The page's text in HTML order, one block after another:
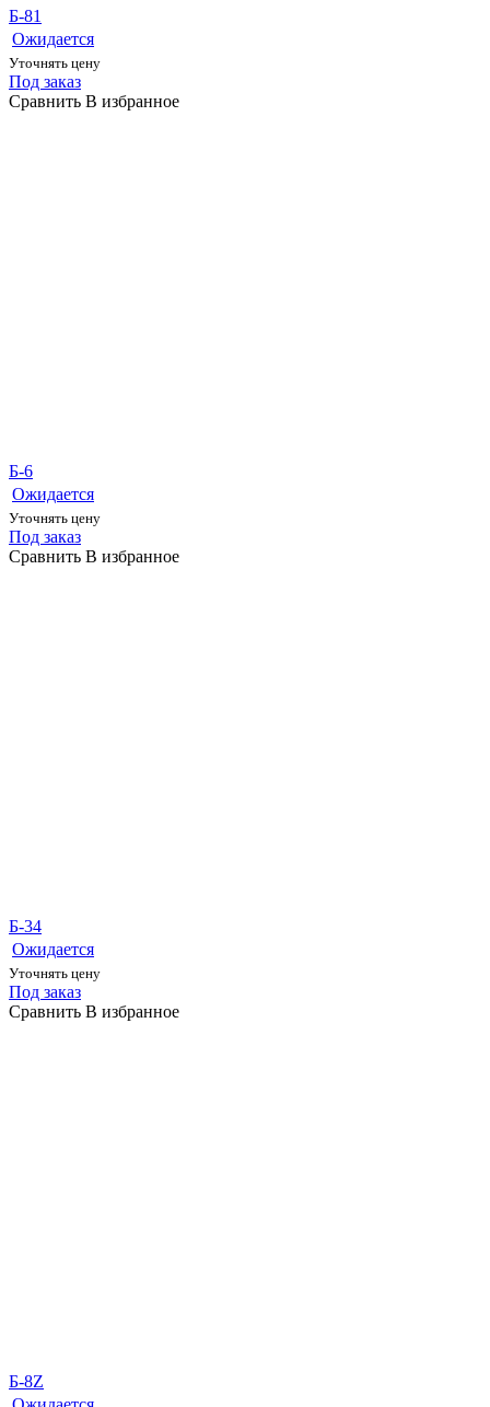
Б-81
Ожидается
Уточнять цену
Под заказ
Сравнить В избранное
Б-6
Ожидается
Уточнять цену
Под заказ
Сравнить В избранное
Б-34
Ожидается
Уточнять цену
Под заказ
Сравнить В избранное
Б-8Z